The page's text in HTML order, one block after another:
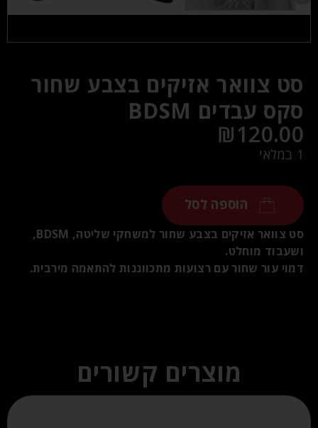
סט צוואר אזיקים בצבע שחור
סקס עבדים BDSM
₪120.00
1 במלאי
הוספה לסל
סט צוואר אזיקים בצבע שחור למשחקי שליטה, BDSM,
ושעבוד מוחלט.
דמוי עור שחור עם רצועות מתכווננות להתאמה מירבית.
מוצרים קשורים